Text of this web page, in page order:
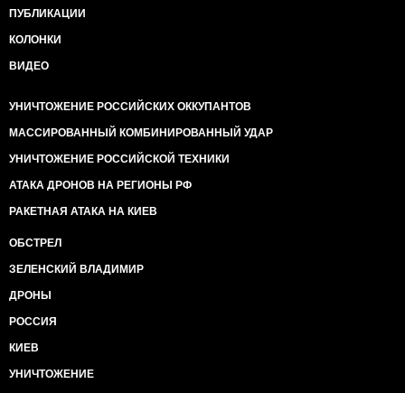
ПУБЛИКАЦИИ
КОЛОНКИ
ВИДЕО
УНИЧТОЖЕНИЕ РОССИЙСКИХ ОККУПАНТОВ
МАССИРОВАННЫЙ КОМБИНИРОВАННЫЙ УДАР
УНИЧТОЖЕНИЕ РОССИЙСКОЙ ТЕХНИКИ
АТАКА ДРОНОВ НА РЕГИОНЫ РФ
РАКЕТНАЯ АТАКА НА КИЕВ
ОБСТРЕЛ
ЗЕЛЕНСКИЙ ВЛАДИМИР
ДРОНЫ
РОССИЯ
КИЕВ
УНИЧТОЖЕНИЕ